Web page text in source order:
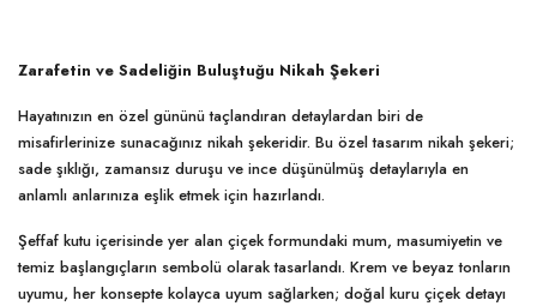
Zarafetin ve Sadeliğin Buluştuğu Nikah Şekeri
Hayatınızın en özel gününü taçlandıran detaylardan biri de
misafirlerinize sunacağınız nikah şekeridir. Bu özel tasarım nikah şekeri;
sade şıklığı, zamansız duruşu ve ince düşünülmüş detaylarıyla en
anlamlı anlarınıza eşlik etmek için hazırlandı.
Şeffaf kutu içerisinde yer alan çiçek formundaki mum, masumiyetin ve
temiz başlangıçların sembolü olarak tasarlandı. Krem ve beyaz tonların
uyumu, her konsepte kolayca uyum sağlarken; doğal kuru çiçek detayı